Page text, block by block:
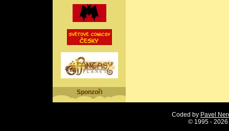
Sponzoři
Coded by Pavel
© 1995 -